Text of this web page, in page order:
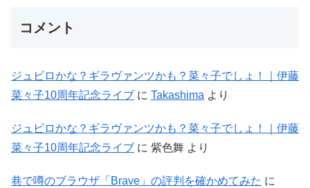
コメント
ジュビロかな？ギラヴァンツかも？菜々子でしょ！｜伊藤
菜々子10周年記念ライブ に Takashima より
ジュビロかな？ギラヴァンツかも？菜々子でしょ！｜伊藤
菜々子10周年記念ライブ に 紫色舞 より
巷で噂のブラウザ「Brave」の評判を確かめてみた に